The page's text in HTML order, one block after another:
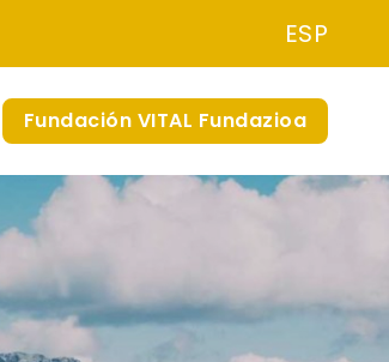
ESP
Fundación VITAL Fundazioa